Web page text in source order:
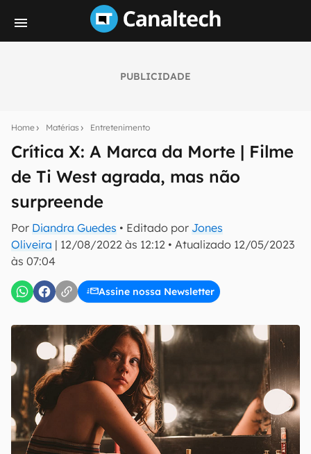
PUBLICIDADE
Home Matérias Entretenimento
Crítica X: A Marca da Morte | Filme
de Ti West agrada, mas não
surpreende
Por Diandra Guedes • Editado por Jones
Oliveira | 12/08/2022 às 12:12 • Atualizado 12/05/2023
às 07:04
Assine nossa Newsletter
notícias e reviews sobre tecnologia em primeira
mão.
E-mail
inscreva-se
Uso e Política de Privacidade do Canaltech.